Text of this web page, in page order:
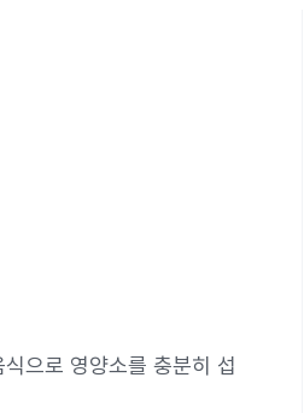
으로 영양소를 충분히 섭